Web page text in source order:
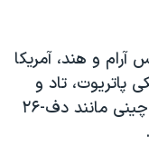
و هند، آمریکا
پاتریوت، تاد و
ایجیس استفاده می‌کنند. موشک‌های چینی مانند دف-۲۶